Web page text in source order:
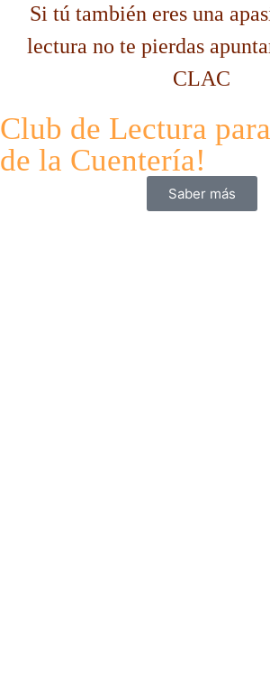
Si tú también eres una
lectura no te pierdas
CLAC
Club de Lectura
de la Cuentería!
Saber más